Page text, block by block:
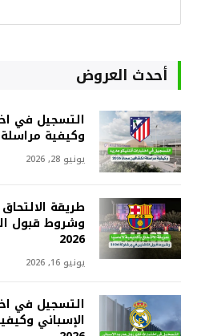
أحدث العروض
التسجيل في
وكيفية مراسلة
يونيو 28, 2026
طريقة
وشروط قبول
2026
يونيو 16, 2026
التسجيل في
الإسباني